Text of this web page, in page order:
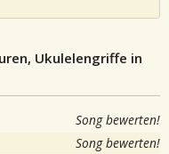
Ukulelengriffe in
Song bewerten!
Song bewerten!